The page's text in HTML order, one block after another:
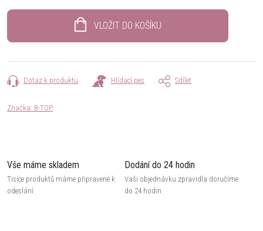
VLOŽIT DO KOŠÍKU
Dotaz k produktu Hlídací pes Sdílet
Značka: B-TOP
Vše máme skladem
Tisíce produktů máme připravené k
odeslání
Dodání do 24 hodin
Vaši objednávku zpravidla doručíme
do 24 hodin